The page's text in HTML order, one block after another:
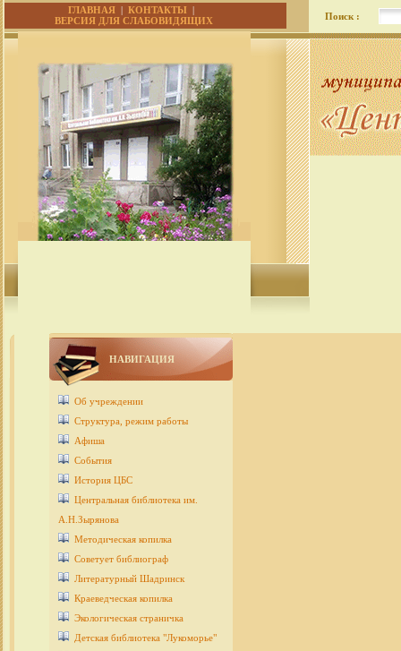
ГЛАВНАЯ |КОНТАКТЫ |
ВЕРСИЯ ДЛЯ СЛАБОВИДЯЩИХ
Поиск :
НАВИГАЦИЯ
Об учреждении
Структура, режим работы
Афиша
События
История ЦБС
Центральная библиотека им.
А.Н.Зырянова
Методическая копилка
Советует библиограф
Литературный Шадринск
Краеведческая копилка
Экологическая страничка
Детcкая библиотека "Лукоморье"